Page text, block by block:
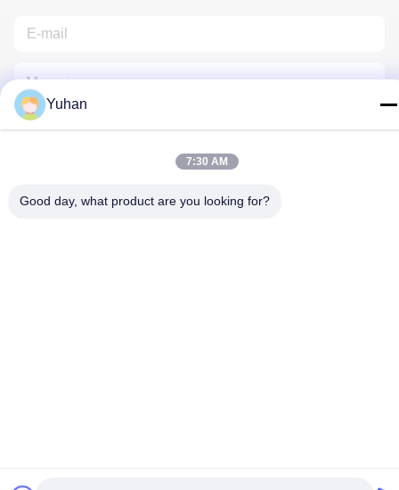
Yuhan
7:30 AM
Good day, what product are you looking for?